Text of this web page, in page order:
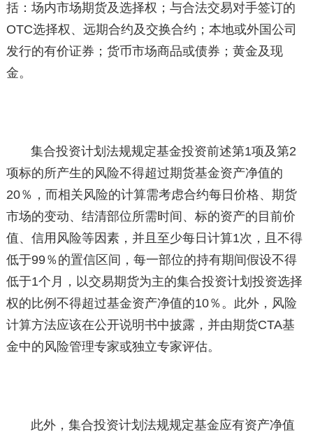
括：场内市场期货及选择权；与合法交易对手签订的
OTC选择权、远期合约及交换合约；本地或外国公司
发行的有价证券；货币市场商品或债券；黄金及现
金。
集合投资计划法规规定基金投资前述第1项及第2
项标的所产生的风险不得超过期货基金资产净值的
20％，而相关风险的计算需考虑合约每日价格、期货
市场的变动、结清部位所需时间、标的资产的目前价
值、信用风险等因素，并且至少每日计算1次，且不得
低于99％的置信区间，每一部位的持有期间假设不得
低于1个月，以交易期货为主的集合投资计划投资选择
权的比例不得超过基金资产净值的10％。此外，风险
计算方法应该在公开说明书中披露，并由期货CTA基
金中的风险管理专家或独立专家评估。
此外，集合投资计划法规规定基金应有资产净值